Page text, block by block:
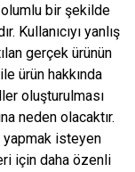
olumlu bir şekilde
Kullanıcıyı yanlış
gerçek ürünün
ürün hakkında
oluşturulması
neden olacaktır.
isteyen
için daha özenli